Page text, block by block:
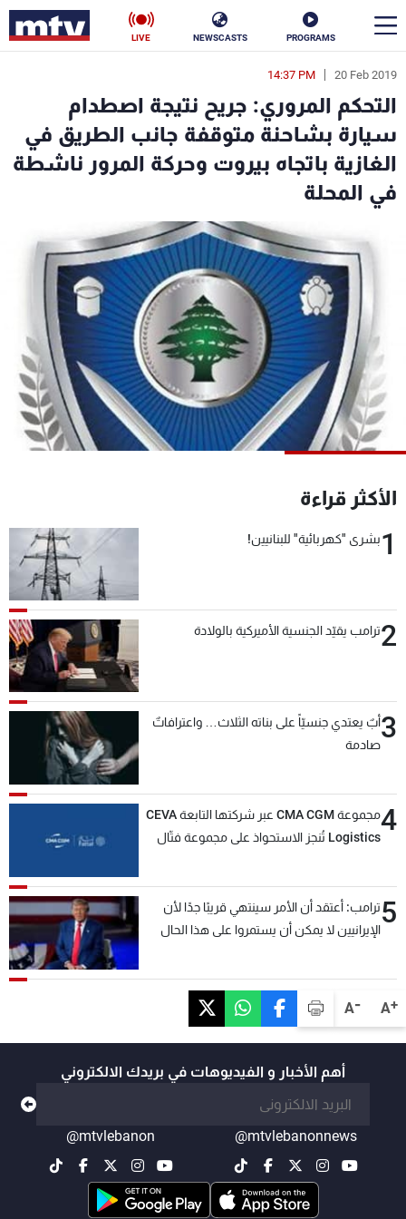
PROGRAMS
NEWSCASTS
LIVE
A+
A-
20 Feb 2019
14:37 PM
التحكم المروري: جريح نتيجة اصطدام
سيارة بشاحنة متوقفة جانب الطريق في
الغازية باتجاه بيروت وحركة المرور ناشطة
في المحلة
الأكثر قراءة
1بشرى "كهربائية" للبنانيين!
2ترامب يقيّد الجنسية الأميركية بالولادة
3أبٌ يعتدي جنسيّاً على بناته الثلاث… واعترافاتٌ
صادمة
4
مجموعة CMA CGM عبر شركتها التابعة CEVA
Logistics تُنجز الاستحواذ على مجموعة فتّال
5ترامب: أعتقد أن الأمر سينتهي قريبًا جدًا لأن
الإيرانيين لا يمكن أن يستمروا على هذا الحال
أهم الأخبار و الفيديوهات في بريدك الالكتروني
@mtvlebanonnews
@mtvlebanon
en
الأخبار
سياسة ناس
إقتصاد
منوعات رياضة
كأس العالم
البرامج
جدول البرامج
شاهد البرامج
الترددات
عن MTV
لاعلاناتكم